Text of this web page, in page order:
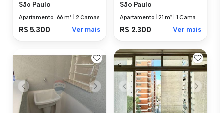
São Paulo
Apartamento 66 m² 2 Camas
R$ 5.300 Ver mais
São Paulo
Apartamento |21 m² 1 Cama
R$ 2.300 Ver mais